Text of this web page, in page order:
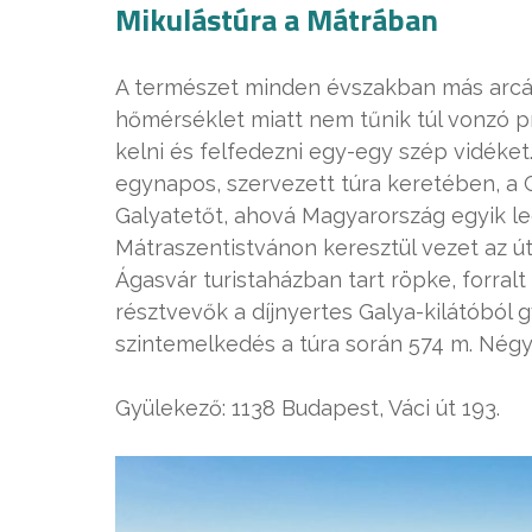
Mikulástúra a Mátrában
A természet minden évszakban más
hőmérséklet miatt nem tűnik túl vonzó
kelni és felfedezni egy-egy szép
egynapos, szervezett túra keretében,
Galyatetőt, ahová Magyarország egyik
Mátraszentistvánon keresztül vezet az
Ágasvár turistaházban tart röpke,
résztvevők a díjnyertes Galya-kilátóból
szintemelkedés a túra során 574 m.
Gyülekező: 1138 Budapest, Váci út 193.